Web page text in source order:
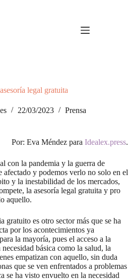
legal gratuita
22/03/2023 Prensa
Por: Eva Méndez para Idealex.press.
con la pandemia y la guerra de
afectado y podemos verlo no solo en el
y la inestabilidad de los mercados,
la asesoría legal gratuita y pro
aquello.
gratuito es otro sector más que se ha
por los acontecimientos ya
la mayoría, pues el acceso a la
básica como la salud, la
empatizan con aquello, sin duda
que se ven enfrentados a problemas
se ha visto envuelto en la necesidad